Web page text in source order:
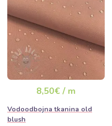
8,50€ / m
Vodoodbojna tkanina old
blush